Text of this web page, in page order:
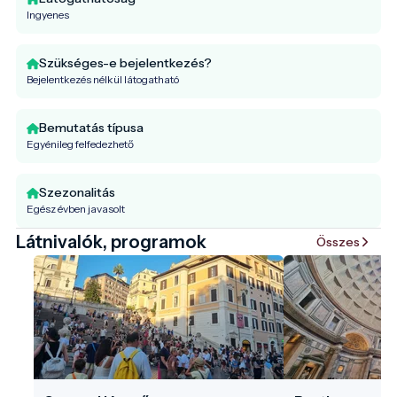
Ingyenes
Szükséges-e bejelentkezés?
Bejelentkezés nélkül látogatható
Bemutatás típusa
Egyénileg felfedezhető
Szezonalitás
Egész évben javasolt
Látnivalók, programok Összes